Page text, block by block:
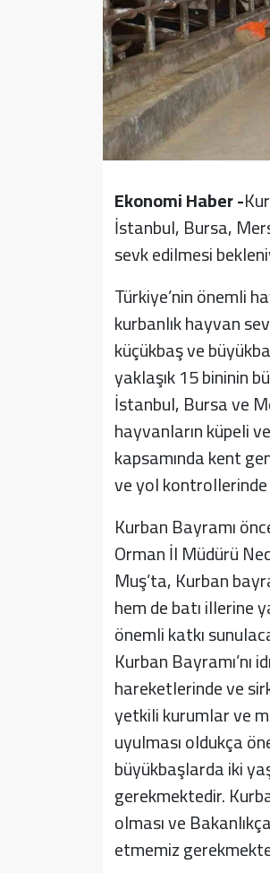
Ekonomi Haber -
İstanbul, Bursa,
sevk edilmesi
Türkiye’nin önemli
kurbanlık hayvan
küçükbaş ve
yaklaşık 15 bininin
İstanbul, Bursa ve
hayvanların küpeli
kapsamında kent
ve yol
Kurban Bayramı
Orman İl Müdürü
Muş’ta, Kurban
hem de batı illerine
önemli katkı
Kurban
hareketlerinde ve
yetkili kurumlar ve
uyulması oldukça
büyükbaşlarda iki
gerekmektedir.
olması ve
etmemiz
Resmi İlan
Resmi Reklam